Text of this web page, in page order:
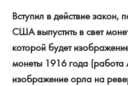
Гарри Поттер
Год Лошади
Флот: ледоколы и корабли
Условия возврата
Монеты
Политика конфиденциальности
Письмо директору
Пресс-служба
Вступил в действие
США выпустить в свет
которой будет
монеты 1916 года
изображение орла на